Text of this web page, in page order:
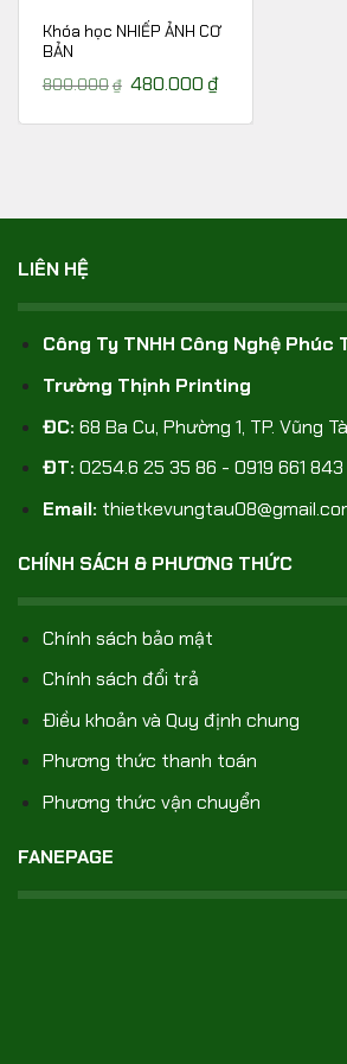
Khóa học NHIẾP ẢNH CƠ
BẢN
800.000₫ Giá
gốc
800.000₫.
480.000 ₫Giá
hiện
là:
LIÊN HỆ
Công Ty TNHH Công Nghệ Phúc
Trường Thịnh Printing
ĐC: 68 Ba Cu, Phường 1, TP. Vũng
ĐT: 0254.6 25 35 86 - 0919 661 843
Email:
CHÍNH SÁCH & PHƯƠNG THỨC
Chính sách bảo mật
Chính sách đổi trả
Điều khoản và Quy định chung
Phương thức thanh toán
Phương thức vận chuyển
FANEPAGE